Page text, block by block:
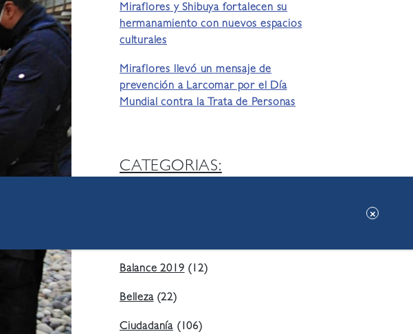
Miraflores y Shibuya fortalecen su
hermanamiento con nuevos espacios
culturales
Miraflores llevó un mensaje de
prevención a Larcomar por el Día
Mundial contra la Trata de Personas
CATEGORIAS:
Balance 2019(12)
Belleza(22)
Ciudadanía (106)